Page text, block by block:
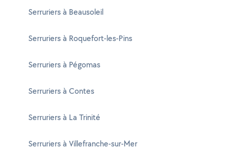
Serruriers à Beausoleil
Serruriers à Roquefort-les-Pins
Serruriers à Pégomas
Serruriers à Contes
Serruriers à La Trinité
Serruriers à Villefranche-sur-Mer